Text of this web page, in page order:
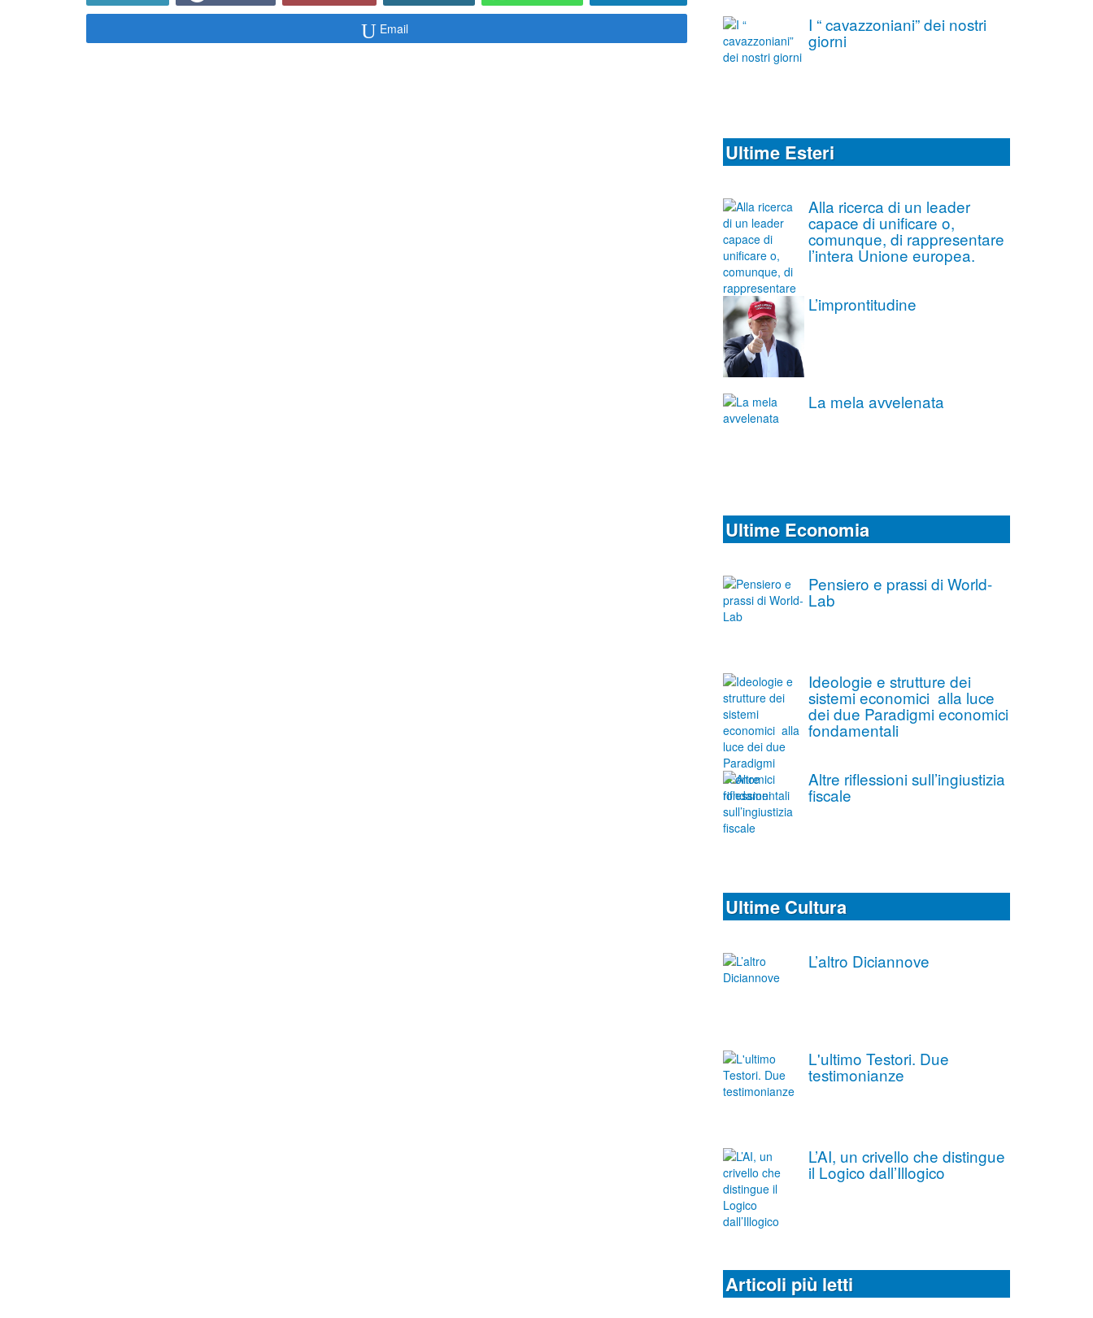
Email I “ cavazzoniani” dei nostri
giorni
Ultime Esteri
Alla ricerca di un leader
capace di unificare o,
comunque, di rappresentare
l’intera Unione europea.
L’improntitudine
La mela avvelenata
Ultime Economia
Pensiero e prassi di World-
Lab
Ideologie e strutture dei
sistemi economici alla luce
dei due Paradigmi economici
fondamentali
Altre riflessioni sull’ingiustizia
fiscale
Ultime Cultura
L’altro Diciannove
L'ultimo Testori. Due
testimonianze
L’AI, un crivello che distingue
il Logico dall’Illogico
Articoli più letti